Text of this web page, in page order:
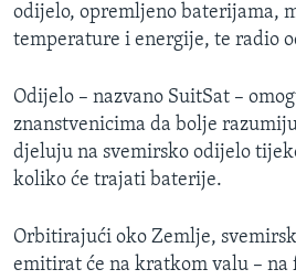
SLOBODA MEDIJA
ŽENSKA STRANA
IZBJEGLIČKA STRANA
MAGAZIN
O GLASU AMERIKE
Learning English
odijelo, opremljeno baterijama,
temperature i energije, te radio
Odijelo – nazvano SuitSat –
znanstvenicima da bolje
djeluju na svemirsko odijelo
koliko će trajati baterije.
Orbitirajući oko Zemlje,
emitirat će na kratkom valu – na